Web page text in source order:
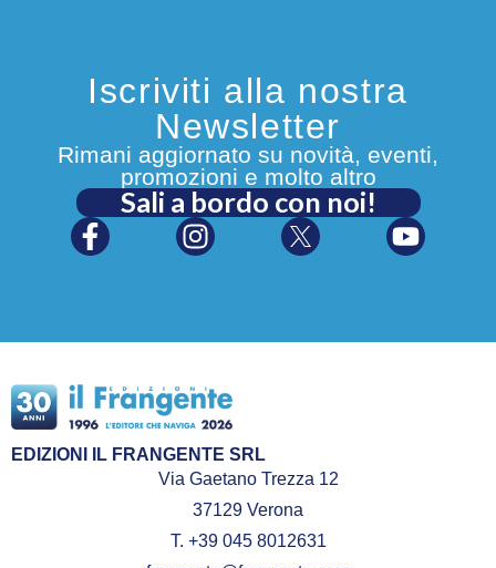
Iscriviti alla nostra
Newsletter
Rimani aggiornato su novità, eventi,
promozioni e molto altro
Sali a bordo con noi!
EDIZIONI IL FRANGENTE SRL
Via Gaetano Trezza 12
37129 Verona
T. +39 045 8012631